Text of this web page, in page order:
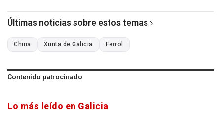
Últimas noticias sobre estos temas
China Xunta de Galicia Ferrol
Contenido patrocinado
Lo más leído en Galicia